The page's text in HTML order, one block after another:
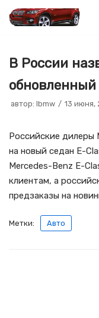
содержимому
В России
автор: lbmw 13 июня,
Российские дилеры
на новый седан E-
Mercedes-Benz E-
клиентам, а
предзаказы на
Метки: Авто